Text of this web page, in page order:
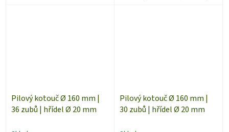
Pilový kotouč Ø 160 mm |
36 zubů | hřídel Ø 20 mm
Pilový kotouč Ø 160 mm |
30 zubů | hřídel Ø 20 mm